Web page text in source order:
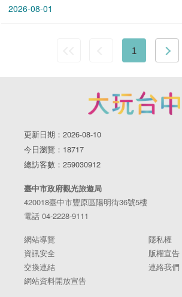
2026-08-01
1
更新日期：2026-08-10
今日瀏覽：18717
總訪客數：259030912
臺中市政府觀光旅遊局
420018臺中市豐原區陽明街36號5樓
電話 04-2228-9111
網站導覽
隱私權
資訊安全
版權宣告
交換連結
連絡我們
網站資料開放宣告